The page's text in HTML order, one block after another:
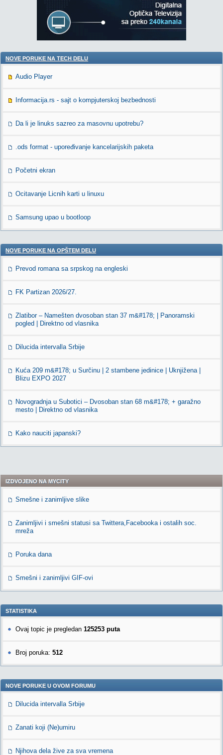
NOVE PORUKE NA TECH DELU
Audio Player
Informacija.rs - sajt o kompjuterskoj bezbednosti
Da li je linuks sazreo za masovnu upotrebu?
.ods format - upoređivanje kancelarijskih paketa
Početni ekran
Ocitavanje Licnih karti u linuxu
Samsung upao u bootloop
NOVE PORUKE NA OPŠTEM DELU
Prevod romana sa srpskog na engleski
FK Partizan 2026/27.
Zlatibor – Namešten dvosoban stan 37 m&#178; | Panoramski
pogled | Direktno od vlasnika
Dilucida intervalla Srbije
Kuća 209 m&#178; u Surčinu | 2 stambene jedinice | Uknjižena |
Blizu EXPO 2027
Novogradnja u Subotici – Dvosoban stan 68 m&#178; + garažno
mesto | Direktno od vlasnika
Kako nauciti japanski?
IZDVOJENO NA MYCITY
Smešne i zanimljive slike
Zanimljivi i smešni statusi sa Twittera,Facebooka i ostalih soc.
mreža
Poruka dana
Smešni i zanimljivi GIF-ovi
STATISTIKA
Ovaj topic je pregledan 125253 puta
Broj poruka: 512
NOVE PORUKE U OVOM FORUMU
Dilucida intervalla Srbije
Zanati koji (Ne)umiru
Njihova dela žive za sva vremena